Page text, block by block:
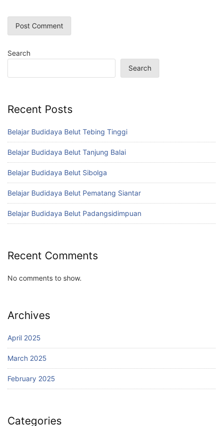
Search
Search
Recent Posts
Belajar Budidaya Belut Tebing Tinggi
Belajar Budidaya Belut Tanjung Balai
Belajar Budidaya Belut Sibolga
Belajar Budidaya Belut Pematang Siantar
Belajar Budidaya Belut Padangsidimpuan
Recent Comments
No comments to show.
Archives
April 2025
March 2025
February 2025
Categories